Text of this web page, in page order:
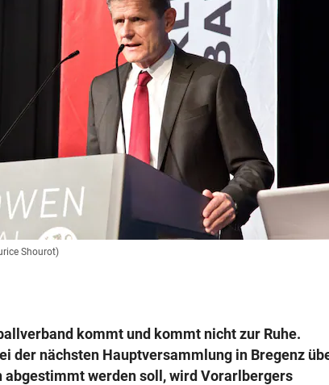
Shourot)
kommt und kommt nicht zur Ruhe.
der nächsten Hauptversammlung in Bregenz
abgestimmt werden soll, wird Vorarlbergers